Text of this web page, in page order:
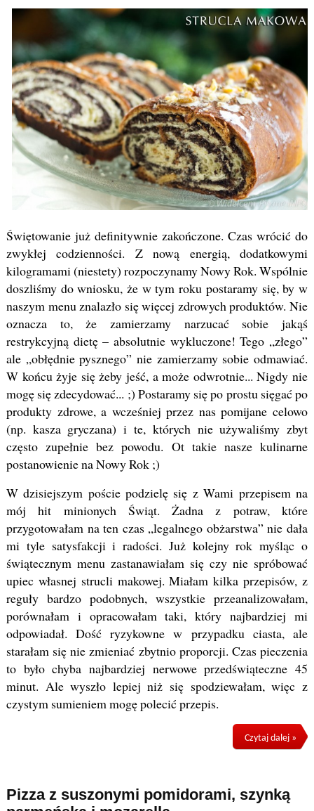
Świętowanie już definitywnie zakończone. Czas wrócić do
zwykłej codzienności. Z nową energią, dodatkowymi
kilogramami (niestety) rozpoczynamy Nowy Rok. Wspólnie
doszliśmy do wniosku, że w tym roku postaramy się, by w
naszym menu znalazło się więcej zdrowych produktów. Nie
oznacza to, że zamierzamy narzucać sobie jakąś
restrykcyjną dietę – absolutnie wykluczone! Tego „złego”
ale „obłędnie pysznego” nie zamierzamy sobie odmawiać.
W końcu żyje się żeby jeść, a może odwrotnie... Nigdy nie
mogę się zdecydować... ;) Postaramy się po prostu sięgać po
produkty zdrowe, a wcześniej przez nas pomijane celowo
(np. kasza gryczana) i te, których nie używaliśmy zbyt
często zupełnie bez powodu. Ot takie nasze kulinarne
postanowienie na Nowy Rok ;)
W dzisiejszym poście podzielę się z Wami przepisem na
mój hit minionych Świąt. Żadna z potraw, które
przygotowałam na ten czas „legalnego obżarstwa” nie dała
mi tyle satysfakcji i radości. Już kolejny rok myśląc o
świątecznym menu zastanawiałam się czy nie spróbować
upiec własnej strucli makowej. Miałam kilka przepisów, z
reguły bardzo podobnych, wszystkie przeanalizowałam,
porównałam i opracowałam taki, który najbardziej mi
odpowiadał. Dość ryzykowne w przypadku ciasta, ale
starałam się nie zmieniać zbytnio proporcji. Czas pieczenia
to było chyba najbardziej nerwowe przedświąteczne 45
minut. Ale wyszło lepiej niż się spodziewałam, więc z
czystym sumieniem mogę polecić przepis.
Czytaj dalej »
Pizza z suszonymi pomidorami, szynką